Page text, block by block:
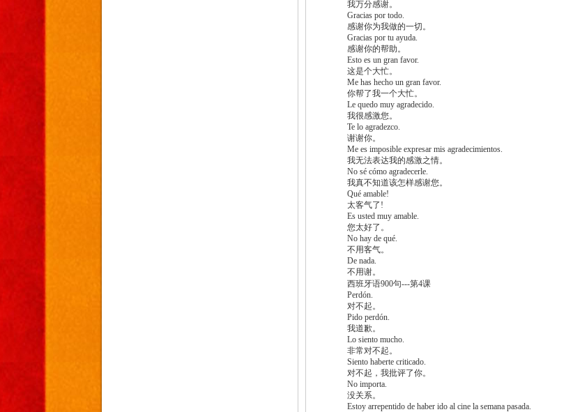
我万分感谢。
Gracias por todo.
感谢你为我做的一切。
Gracias por tu ayuda.
感谢你的帮助。
Esto es un gran favor.
这是个大忙。
Me has hecho un gran favor.
你帮了我一个大忙。
Le quedo muy agradecido.
我很感激您。
Te lo agradezco.
谢谢你。
Me es imposible expresar mis agradecimientos.
我无法表达我的感激之情。
No sé cómo agradecerle.
我真不知道该怎样感谢您。
Qué amable!
太客气了!
Es usted muy amable.
您太好了。
No hay de qué.
不用客气。
De nada.
不用谢。
西班牙语900句---第4课
Perdón.
对不起。
Pido perdón.
我道歉。
Lo siento mucho.
非常对不起。
Siento haberte criticado.
对不起，我批评了你。
No importa.
没关系。
Estoy arrepentido de haber ido al cine la semana pasada.